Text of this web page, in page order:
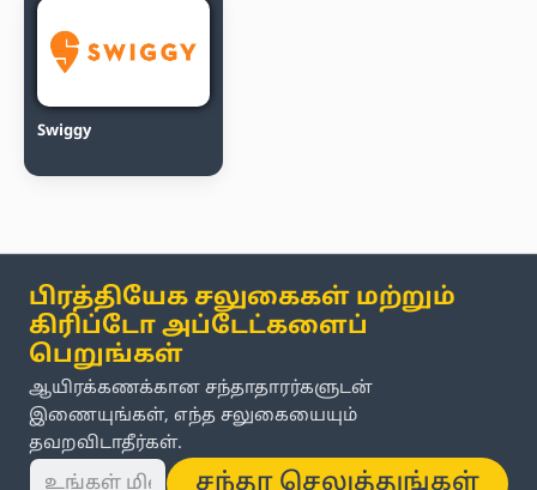
Swiggy
பிரத்தியேக சலுகைகள் மற்றும்
கிரிப்டோ அப்டேட்களைப்
பெறுங்கள்
ஆயிரக்கணக்கான சந்தாதாரர்களுடன்
இணையுங்கள், எந்த சலுகையையும்
தவறவிடாதீர்கள்.
சந்தா செலுத்துங்கள்